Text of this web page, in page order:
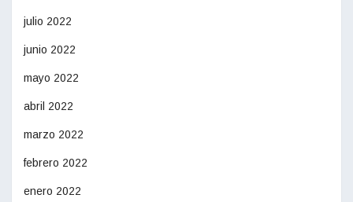
julio 2022
junio 2022
mayo 2022
abril 2022
marzo 2022
febrero 2022
enero 2022